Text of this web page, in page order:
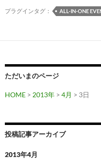
プラグインタグ： ALL-IN-ONE
ただいまのページ
HOME > 2013年 > 4月 > 3日
投稿記事アーカイブ
2013年4月